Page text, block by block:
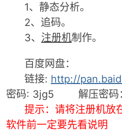
1、静态分析。
2、追码。
3、 注册机制作。
百度网盘：
链接: http://
密码: 3jg5 解压密码
提示： 请将注册机放
软件前一定要先看说明